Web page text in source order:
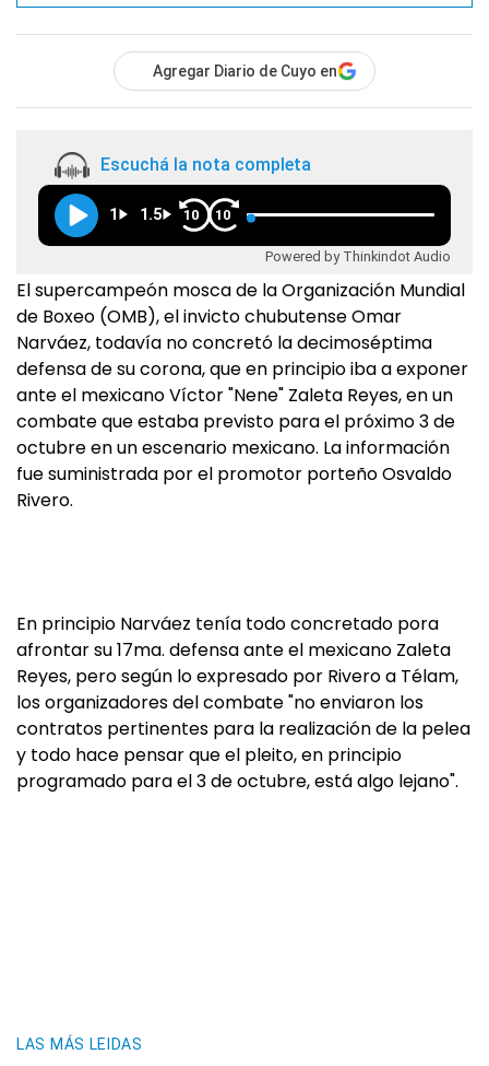
Agregar Diario de Cuyo en
Escuchá la nota completa
1 1.5 10 10
Powered by Thinkindot Audio
El supercampeón mosca de la Organización Mundial
de Boxeo (OMB), el invicto chubutense Omar
Narváez, todavía no concretó la decimoséptima
defensa de su corona, que en principio iba a exponer
ante el mexicano Víctor "Nene" Zaleta Reyes, en un
combate que estaba previsto para el próximo 3 de
octubre en un escenario mexicano. La información
fue suministrada por el promotor porteño Osvaldo
Rivero.
En principio Narváez tenía todo concretado pora
afrontar su 17ma. defensa ante el mexicano Zaleta
Reyes, pero según lo expresado por Rivero a Télam,
los organizadores del combate "no enviaron los
contratos pertinentes para la realización de la pelea
y todo hace pensar que el pleito, en principio
programado para el 3 de octubre, está algo lejano".
LAS MÁS LEIDAS